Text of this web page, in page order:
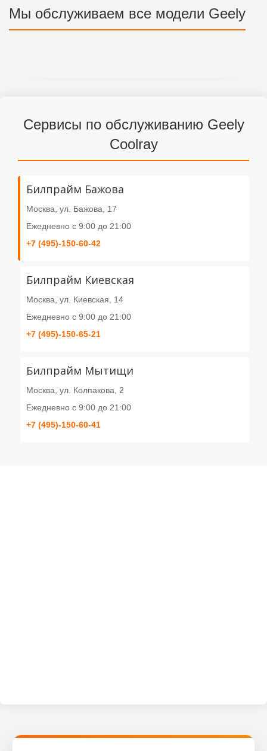
Мы обслуживаем все модели Geely
Сервисы по обслуживанию Geely
Coolray
Билпрайм Бажова
Москва, ул. Бажова, 17
Ежедневно с 9:00 до 21:00
+7 (495)-150-60-42
Билпрайм Киевская
Москва, ул. Киевская, 14
Ежедневно с 9:00 до 21:00
+7 (495)-150-65-21
Билпрайм Мытищи
Москва, ул. Колпакова, 2
Ежедневно с 9:00 до 21:00
+7 (495)-150-60-41